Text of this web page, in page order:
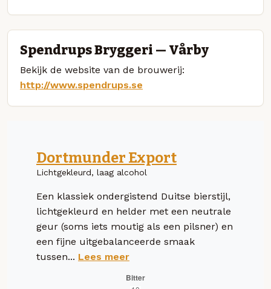
Spendrups Bryggeri — Vårby
Bekijk de website van de brouwerij:
http://www.spendrups.se
Dortmunder Export
Lichtgekleurd, laag alcohol
Een klassiek ondergistend Duitse bierstijl,
lichtgekleurd en helder met een neutrale
geur (soms iets moutig als een pilsner) en
een fijne uitgebalanceerde smaak
tussen... Lees meer